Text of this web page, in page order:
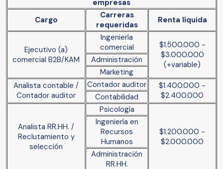
empresas
Cargo
Carreras
requeridas
Renta líquida
Ejecutivo (a)
comercial B2B/KAM
Ingeniería
comercial
$1.500.000 -
$3.000.000
(+variable)
Administración
Marketing
Analista contable /
Contador auditor
Contador auditor
$1.400.000 -
$2.400.000
Contabilidad
Analista RR.HH. /
Reclutamiento y
selección
Psicología
$1.200.000 -
$2.000.000
Ingeniería en
Recursos
Humanos
Administración
RR.HH.